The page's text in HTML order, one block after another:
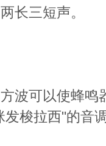
长三短声。
波可以使蜂鸣
梭拉西"的音